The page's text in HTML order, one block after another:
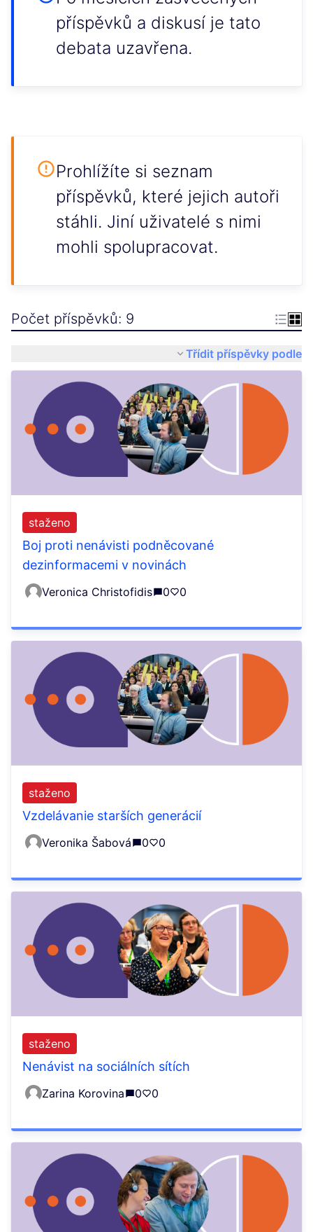
příspěvků a diskusí je tato
debata uzavřena.
Prohlížíte si seznam
příspěvků, které jejich autoři
stáhli. Jiní uživatelé s nimi
mohli spolupracovat.
Počet příspěvků: 9
Třídit příspěvky podle
Boj proti nenávisti podněcované
dezinformacemi v novinách
staženo
Veronica Christofidis 0 0
Vzdelávanie starších generácií
staženo
Veronika Šabová 0 0
Nenávist na sociálních sítích
staženo
Zarina Korovina 0 0